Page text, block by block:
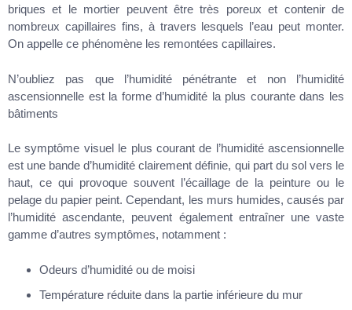
briques et le mortier peuvent être très poreux et contenir de
nombreux capillaires fins, à travers lesquels l’eau peut monter.
On appelle ce phénomène les remontées capillaires.
N’oubliez pas que l’humidité pénétrante et non l’humidité
ascensionnelle est la forme d’humidité la plus courante dans les
bâtiments
Le symptôme visuel le plus courant de l’humidité ascensionnelle
est une bande d’humidité clairement définie, qui part du sol vers le
haut, ce qui provoque souvent l’écaillage de la peinture ou le
pelage du papier peint. Cependant, les murs humides, causés par
l’humidité ascendante, peuvent également entraîner une vaste
gamme d’autres symptômes, notamment :
Odeurs d’humidité ou de moisi
Température réduite dans la partie inférieure du mur